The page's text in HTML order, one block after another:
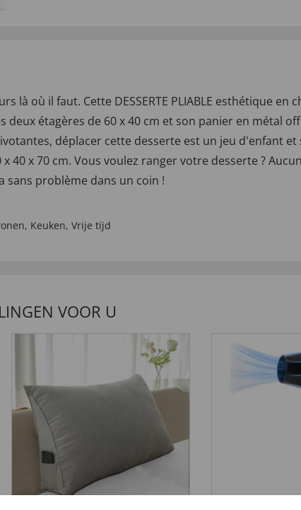
là où il faut. Cette DESSERTE PLIABLE esthétique
deux étagères de 60 x 40 cm et son panier en métal
déplacer cette desserte est un jeu d'enfant
40 x 70 cm. Vous voulez ranger votre desserte ?
sans problème dans un coin !
, Keuken, Vrije tijd
VOOR U